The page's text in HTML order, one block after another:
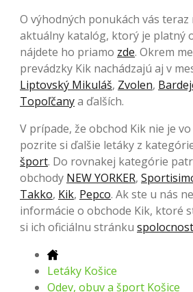
O výhodných ponukách vás
aktuálny katalóg, ktorý je platný
nájdete ho priamo zde. Okrem
prevádzky Kik nachádzajú aj v
Liptovský Mikuláš, Zvolen,
Topoľčanya ďalších.
V prípade, že obchod Kik nie je
pozrite si ďalšie letáky z
šport. Do rovnakej kategórie
obchody NEW YORKER,
Takko, Kik, Pepco. Ak ste u nás
informácie o obchode Kik, ktoré
si ich oficiálnu stránku
Letáky Košice
Odev, obuv a šport Košice